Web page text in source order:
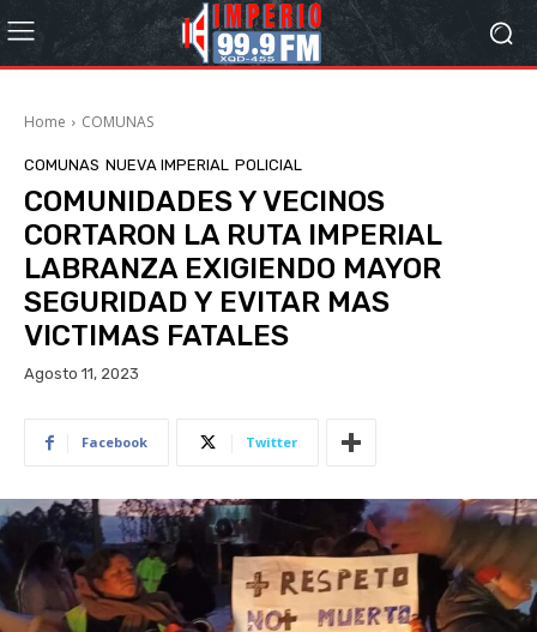
Home COMUNAS
COMUNAS NUEVA IMPERIAL POLICIAL
COMUNIDADES Y VECINOS
CORTARON LA RUTA IMPERIAL
LABRANZA EXIGIENDO MAYOR
SEGURIDAD Y EVITAR MAS
VICTIMAS FATALES
Agosto 11, 2023
Facebook Twitter